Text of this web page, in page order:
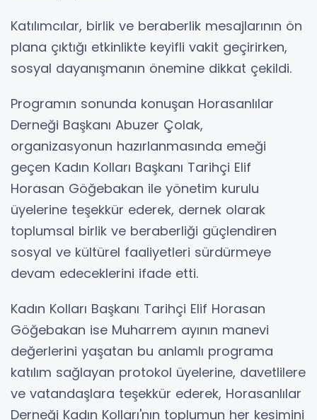
Katılımcılar, birlik ve beraberlik mesajlarının ön
plana çıktığı etkinlikte keyifli vakit geçirirken,
sosyal dayanışmanın önemine dikkat çekildi.
Programın sonunda konuşan Horasanlılar
Derneği Başkanı Abuzer Çolak,
organizasyonun hazırlanmasında emeği
geçen Kadın Kolları Başkanı Tarihçi Elif
Horasan Göğebakan ile yönetim kurulu
üyelerine teşekkür ederek, dernek olarak
toplumsal birlik ve beraberliği güçlendiren
sosyal ve kültürel faaliyetleri sürdürmeye
devam edeceklerini ifade etti.
Kadın Kolları Başkanı Tarihçi Elif Horasan
Göğebakan ise Muharrem ayının manevi
değerlerini yaşatan bu anlamlı programa
katılım sağlayan protokol üyelerine, davetlilere
ve vatandaşlara teşekkür ederek, Horasanlılar
Derneği Kadın Kolları'nın toplumun her kesimini